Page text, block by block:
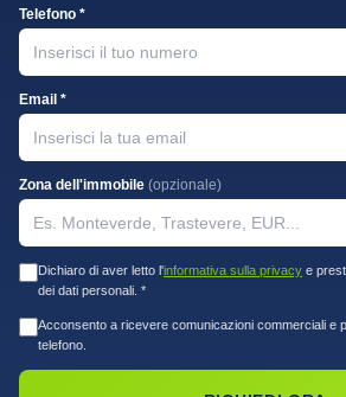
Telefono *
Email *
Zona dell'immobile (opzionale)
Dichiaro di aver letto l'informativa sulla privacy e
dei dati personali. *
Acconsento a ricevere comunicazioni commerciali e
telefono.